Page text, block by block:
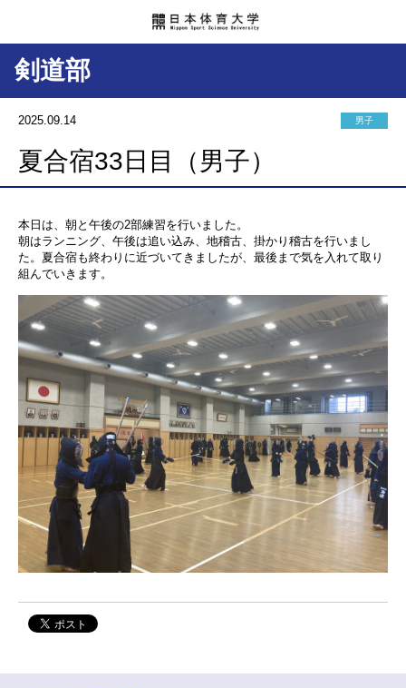
剣道部
2025.09.14 男子
夏合宿33日目（男子）
本日は、朝と午後の2部練習を行いました。
朝はランニング、午後は追い込み、地稽古、掛かり稽古を行いまし
た。夏合宿も終わりに近づいてきましたが、最後まで気を入れて取り
組んでいきます。